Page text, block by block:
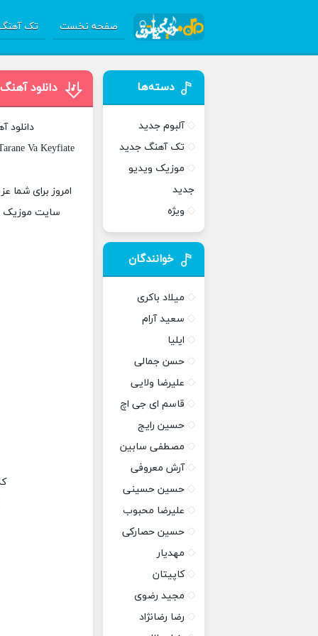
صفحه نخست تک
دانلود
دانلود
Va Keyfiate
امروز برای شما
سایت موزیک
دسته‌ها
آلبوم جدید
تک آهنگ جدید
موزیک ویدیو
جدید
ویژه
خوانندگان
میلاد باکری
سعید آرام
ایلیا
حسن جمالی
علیرضا ولایی
قاسم ای جی اچ
حسین رایج
مصطفی سابین
آرش معروفی
حسین حسینی
علیرضا محبوب
حسین حصارکی
مهدیار
کاپیتان
مجید رضوی
رضا رضانژاد